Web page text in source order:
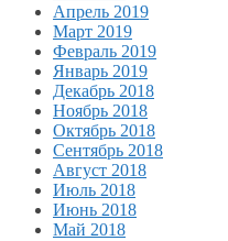
Апрель 2019
Март 2019
Февраль 2019
Январь 2019
Декабрь 2018
Ноябрь 2018
Октябрь 2018
Сентябрь 2018
Август 2018
Июль 2018
Июнь 2018
Май 2018